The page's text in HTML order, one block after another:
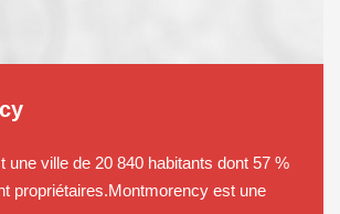
une ville de 20 840 habitants dont 57 %
propriétaires.Montmorency est une